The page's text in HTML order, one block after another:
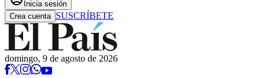
Inicia sesión
Crea cuenta SUSCRÍBETE
domingo, 9 de agosto de 2026